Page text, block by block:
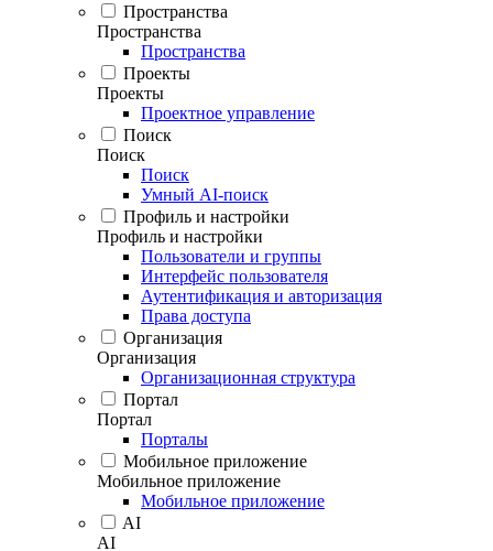
Пространства
Пространства
Пространства
Проекты
Проекты
Проектное управление
Поиск
Поиск
Поиск
Умный AI-поиск
Профиль и настройки
Профиль и настройки
Пользователи и группы
Интерфейс пользователя
Аутентификация и авторизация
Права доступа
Организация
Организация
Организационная структура
Портал
Портал
Порталы
Мобильное приложение
Мобильное приложение
Мобильное приложение
AI
AI